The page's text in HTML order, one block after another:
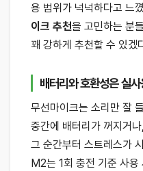
용 범위가 넉넉하다고 느
이크 추천을 고민하는 분
꽤 강하게 추천할 수 있겠
배터리와 호환성은 실
무선마이크는 소리만 잘
중간에 배터리가 꺼지거
그 순간부터 스트레스가
M2는 1회 충전 기준 사용